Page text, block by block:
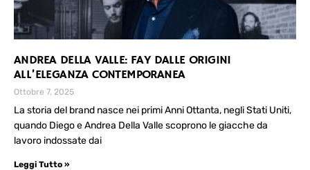
ANDREA DELLA VALLE: FAY DALLE ORIGINI
ALL’ELEGANZA CONTEMPORANEA
Ottobre 7, 2025
La storia del brand nasce nei primi Anni Ottanta, negli Stati Uniti,
quando Diego e Andrea Della Valle scoprono le giacche da
lavoro indossate dai
Leggi Tutto »